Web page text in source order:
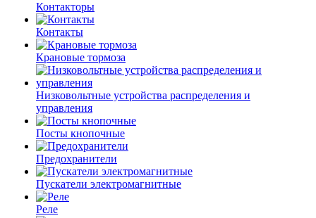
Контакторы
Контакты
Крановые тормоза
Низковольтные устройства распределения и
управления
Посты кнопочные
Предохранители
Пускатели электромагнитные
Реле